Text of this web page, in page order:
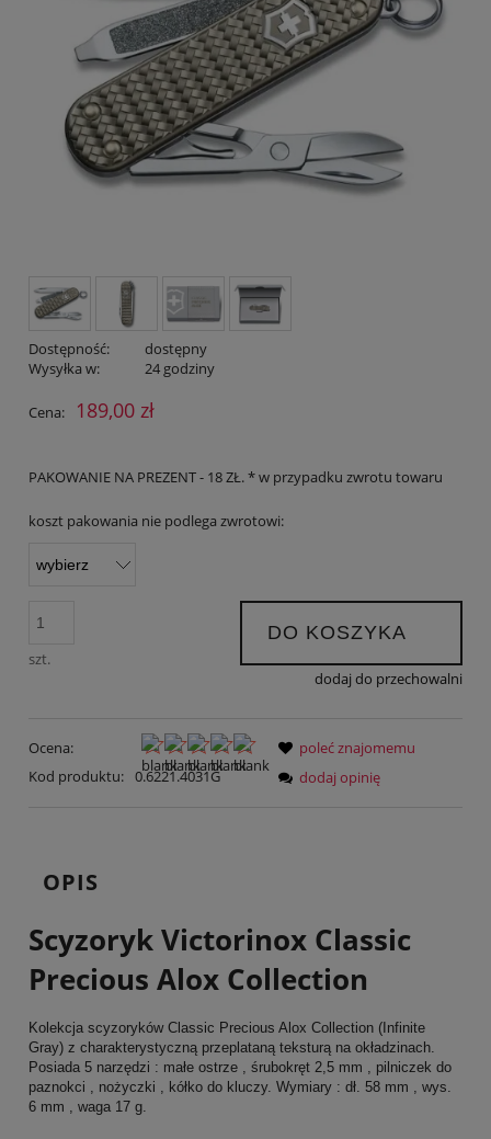
Dostępność:
dostępny
Wysyłka w:
24 godziny
Cena: 189,00 zł
PAKOWANIE NA PREZENT - 18 ZŁ. * w przypadku zwrotu towaru
koszt pakowania nie podlega zwrotowi:
szt.
DO KOSZYKA
dodaj do przechowalni
Ocena:
Kod produktu: 0.6221.4031G
poleć znajomemu
dodaj opinię
OPIS
Scyzoryk Victorinox Classic
Precious Alox Collection
Kolekcja scyzoryków Classic Precious Alox Collection (Infinite
Gray) z charakterystyczną przeplataną teksturą na okładzinach.
Posiada 5 narzędzi : małe ostrze , śrubokręt 2,5 mm , pilniczek do
paznokci , nożyczki , kółko do kluczy. Wymiary : dł. 58 mm , wys.
6 mm , waga 17 g.